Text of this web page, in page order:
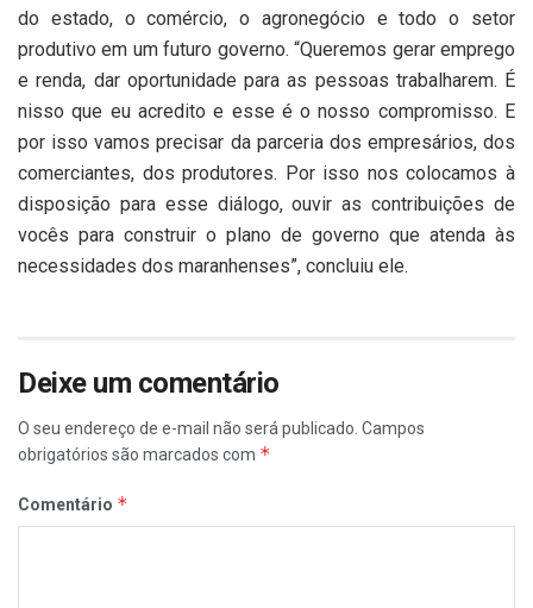
do estado, o comércio, o agronegócio e todo o setor
produtivo em um futuro governo. “Queremos gerar emprego
e renda, dar oportunidade para as pessoas trabalharem. É
nisso que eu acredito e esse é o nosso compromisso. E
por isso vamos precisar da parceria dos empresários, dos
comerciantes, dos produtores. Por isso nos colocamos à
disposição para esse diálogo, ouvir as contribuições de
vocês para construir o plano de governo que atenda às
necessidades dos maranhenses”, concluiu ele.
Deixe um comentário
O seu endereço de e-mail não será publicado. Campos
obrigatórios são marcados com *
Comentário *